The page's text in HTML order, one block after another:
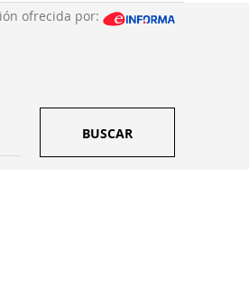
ofrecida por:
BUSCAR